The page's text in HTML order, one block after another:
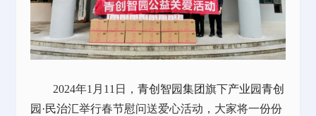
2024年1月11日，青创智园集团旗下产业园青创
园·民治汇举行春节慰问送爱心活动，大家将一份份